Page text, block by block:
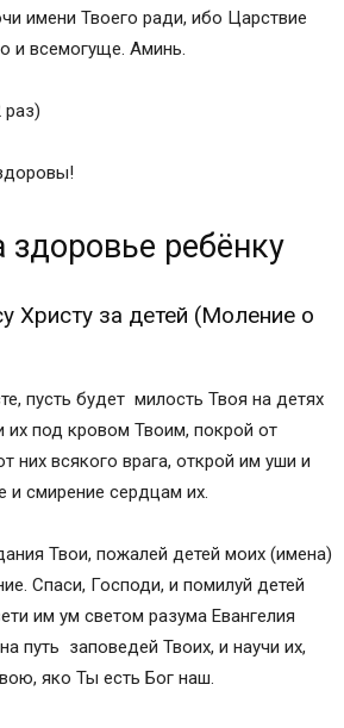
имени Твоего ради, ибо Царствие
и всемогуще. Аминь.
раз)
ребёнку
Христу за детей (Моление о
пусть будет милость Твоя на детях
их под кровом Твоим, покрой от
них всякого врага, открой им уши и
и смирение сердцам их.
Твои, пожалей детей моих (имена)
Спаси, Господи, и помилуй детей
им ум светом разума Евангелия
путь заповедей Твоих, и научи их,
яко Ты есть Бог наш.